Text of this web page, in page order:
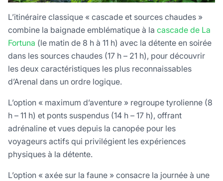
L’itinéraire classique « cascade et sources chaudes »
combine la baignade emblématique à la cascade de La
Fortuna (le matin de 8 h à 11 h) avec la détente en soirée
dans les sources chaudes (17 h – 21 h), pour découvrir
les deux caractéristiques les plus reconnaissables
d’Arenal dans un ordre logique.
L’option « maximum d’aventure » regroupe tyrolienne (8
h – 11 h) et ponts suspendus (14 h – 17 h), offrant
adrénaline et vues depuis la canopée pour les
voyageurs actifs qui privilégient les expériences
physiques à la détente.
L’option « axée sur la faune » consacre la journée à une